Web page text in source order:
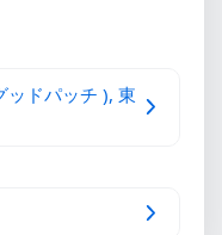
ドパッチ ), 東